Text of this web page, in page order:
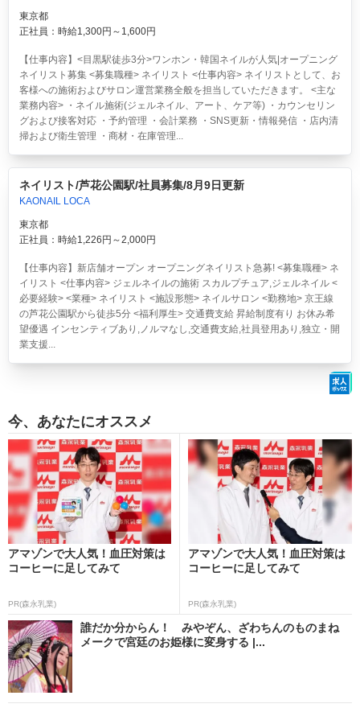
東京都
正社員：時給1,300円～1,600円
【仕事内容】<目黒駅徒歩3分>ワンホン・韓国ネイルが人気|オープニング
ネイリスト募集 <募集職種> ネイリスト <仕事内容> ネイリストとして、お
客様への施術およびサロン運営業務全般を担当していただきます。 <主な
業務内容> ・ネイル施術(ジェルネイル、アート、ケア等) ・カウンセリン
グおよび接客対応 ・予約管理 ・会計業務 ・SNS更新・情報発信 ・店内清
掃および衛生管理 ・商材・在庫管理...
ネイリスト/芦花公園駅/社員募集/8月9日更新
KAONAIL LOCA
東京都
正社員：時給1,226円～2,000円
【仕事内容】新店舗オープン オープニングネイリスト急募! <募集職種> ネ
イリスト <仕事内容> ジェルネイルの施術 スカルプチュア,ジェルネイル <
必要経験> <業種> ネイリスト <施設形態> ネイルサロン <勤務地> 京王線
の芦花公園駅から徒歩5分 <福利厚生> 交通費支給 昇給制度有り お休み希
望優遇 インセンティブあり,ノルマなし,交通費支給,社員登用あり,独立・開
業支援...
今、あなたにオススメ
アマゾンで大人気！血圧対策は
コーヒーに足してみて
PR(森永乳業)
アマゾンで大人気！血圧対策は
コーヒーに足してみて
PR(森永乳業)
誰だか分からん！ みやぞん、ざわちんのものまね
メークで宮廷のお姫様に変身する |...